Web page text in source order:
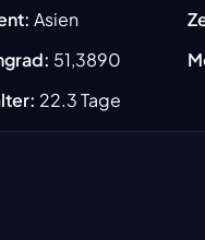
: Asien
: 51,3890
: 22.3 Tage